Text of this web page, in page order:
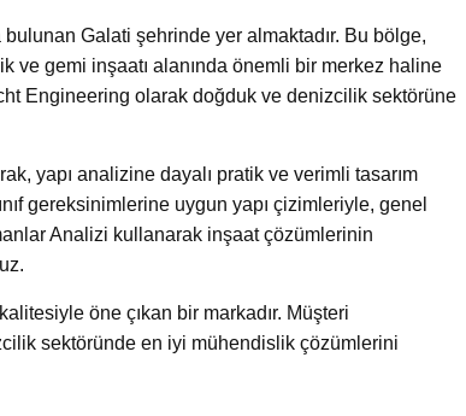
Galati şehrinde yer almaktadır. Bu bölge,
gemi inşaatı alanında önemli bir merkez haline
Engineering olarak doğduk ve denizcilik sektörüne
yapı analizine dayalı pratik ve verimli tasarım
gereksinimlerine uygun yapı çizimleriyle, genel
Analizi kullanarak inşaat çözümlerinin
öne çıkan bir markadır. Müşteri
sektöründe en iyi mühendislik çözümlerini